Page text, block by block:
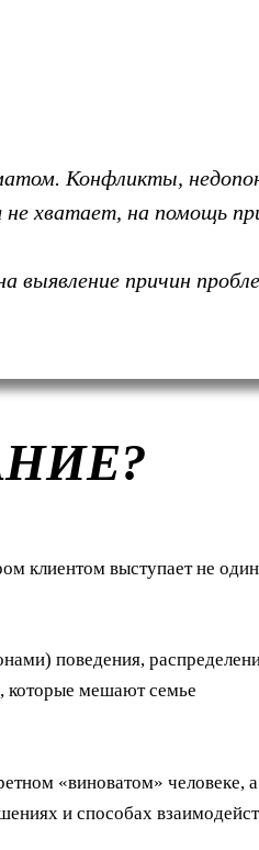
Конфликты,
не хватает, на помощь
выявление причин
клиентом выступает не
поведения,
которые мешают семье
«виноватом» человеке,
и способах